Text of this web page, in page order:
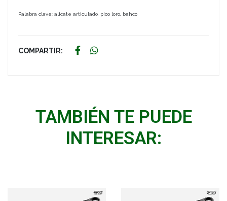
Palabra clave: alicate articulado, pico loro, bahco
COMPARTIR:
TAMBIÉN TE PUEDE
INTERESAR: